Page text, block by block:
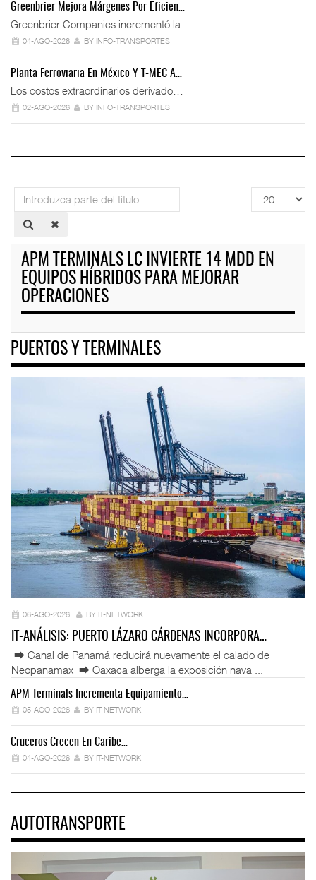
Greenbrier Mejora Márgenes Por Eficien…
Greenbrier Companies incrementó la …
04-AGO-2026 BY INFO-TRANSPORTES
Planta Ferroviaria En México Y T-MEC A…
Los costos extraordinarios derivado…
02-AGO-2026 BY INFO-TRANSPORTES
Introduzca
parte
del
Cantidad
a
APM TERMINALS LC INVIERTE 14 MDD EN
EQUIPOS HÍBRIDOS PARA MEJORAR
OPERACIONES
PUERTOS Y TERMINALES
06-AGO-2026 BY IT-NETWORK
IT-ANÁLISIS: PUERTO LÁZARO CÁRDENAS INCORPORA…
⮕ Canal de Panamá reducirá nuevamente el calado de
Neopanamax ⮕ Oaxaca alberga la exposición nava ...
APM Terminals Incrementa Equipamiento…
05-AGO-2026 BY IT-NETWORK
Cruceros Crecen En Caribe…
04-AGO-2026 BY IT-NETWORK
AUTOTRANSPORTE